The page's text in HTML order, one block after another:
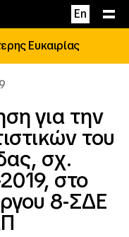
En
Ευκαιρίας
για την
του
σχ.
στο
8-ΣΔΕ